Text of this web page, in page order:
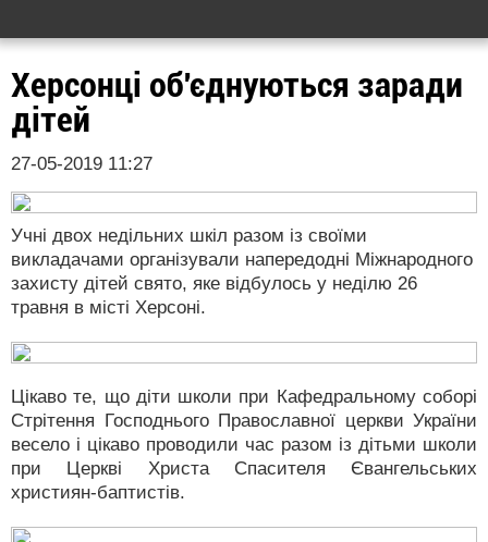
Херсонці об'єднуються заради
дітей
27-05-2019 11:27
Учні двох недільних шкіл разом із своїми
викладачами організували напередодні Міжнародного
захисту дітей свято, яке відбулось у неділю 26
травня в місті Херсоні.
Цікаво те, що діти школи при Кафедральному соборі
Стрітення Господнього Православної церкви України
весело і цікаво проводили час разом із дітьми школи
при Церкві Христа Спасителя Євангельських
християн-баптистів.